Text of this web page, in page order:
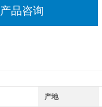
产品咨询
产地